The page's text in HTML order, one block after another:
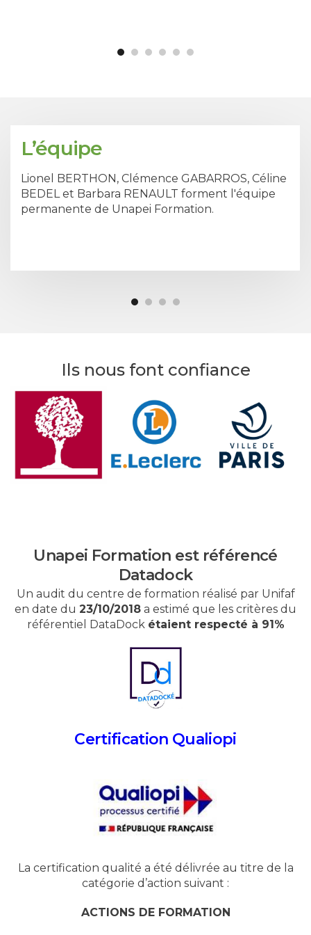
L’équipe
Lionel BERTHON, Clémence GABARROS, Céline
BEDEL et Barbara RENAULT forment l'équipe
permanente de Unapei Formation.
Ils nous font confiance
Unapei Formation est référencé
Datadock
Un audit du centre de formation réalisé par Unifaf
en date du 23/10/2018 a estimé que les critères du
référentiel DataDock étaient respecté à 91%
Certification Qualiopi
La certification qualité a été délivrée au titre de la
catégorie d’action suivant :
ACTIONS DE FORMATION